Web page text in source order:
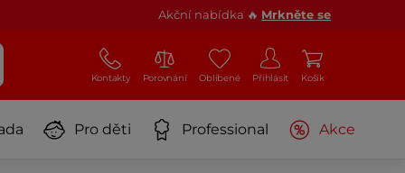
Akční nabídka 🔥 Mrkněte se
Kontakty Porovnání Oblíbené Přihlásit Košík
Pro děti Professional Akce